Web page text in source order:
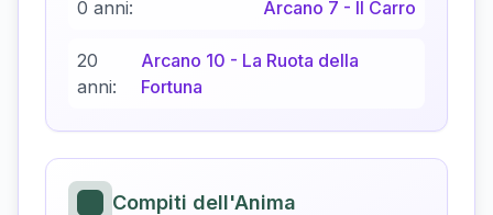
0 anni: Arcano 7 - Il Carro
20
anni:
Arcano 10 - La Ruota della
Fortuna
Compiti dell'Anima